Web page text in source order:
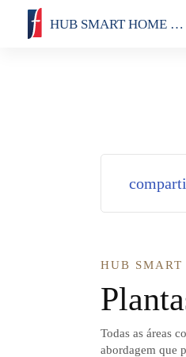
HUB SMART HOME RESIDENCIAL
HUB
Todas as áreas
abordagem que